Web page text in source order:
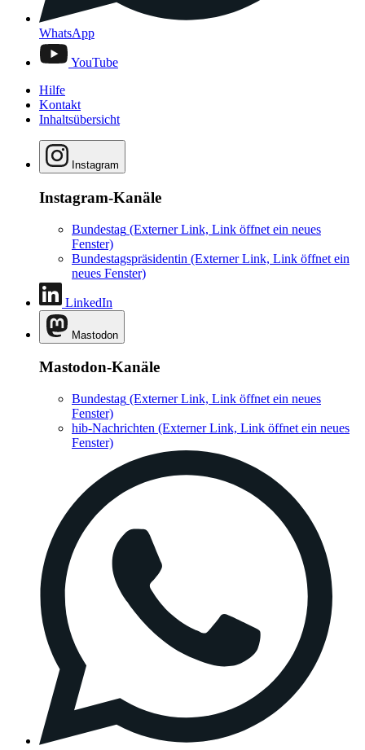
WhatsApp
YouTube
Hilfe
Kontakt
Inhaltsübersicht
Instagram
Instagram-Kanäle
Bundestag (Externer Link, Link öffnet ein neues
Fenster)
Bundestagspräsidentin (Externer Link, Link öffnet ein
neues Fenster)
LinkedIn
Mastodon
Mastodon-Kanäle
Bundestag (Externer Link, Link öffnet ein neues
Fenster)
hib-Nachrichten (Externer Link, Link öffnet ein neues
Fenster)